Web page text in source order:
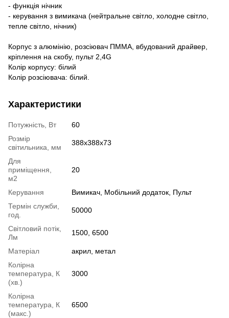
- функція нічник
- керування з вимикача (нейтральне світло, холодне світло,
тепле світло, нічник)
Корпус з алюмінію, розсіювач ПММА, вбудований драйвер,
кріплення на скобу, пульт 2,4G
Колір корпусу: білий
Колір розсіювача: білий.
Характеристики
Потужність, Вт
60
Розмір
світильника, мм
388x388x73
Для
приміщення,
м2
20
Керування
Вимикач, Мобільний додаток, Пульт
Термін служби,
год.
50000
Світловий потік,
Лм
1500, 6500
Матеріал
акрил, метал
Колірна
температура, К
(хв.)
3000
Колірна
температура, К
(макс.)
6500